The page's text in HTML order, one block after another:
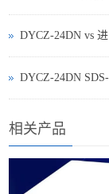
DYCZ‑24DN vs
DYCZ‑24DN
相关产品